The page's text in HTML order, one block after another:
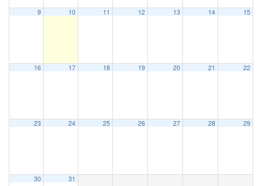
9 10 11 12 13 14 15
16 17 18 19 20 21 22
23 24 25 26 27 28 29
30 31